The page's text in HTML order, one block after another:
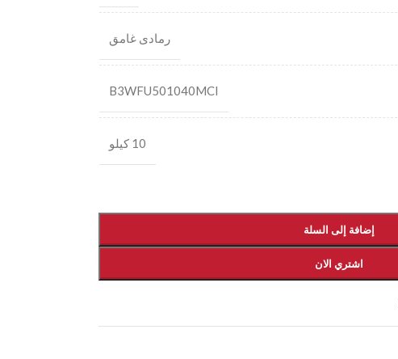
رمادى غامق
B3WFU501040MCI
10 كيلو
إضافة إلى السلة
اشتري الان